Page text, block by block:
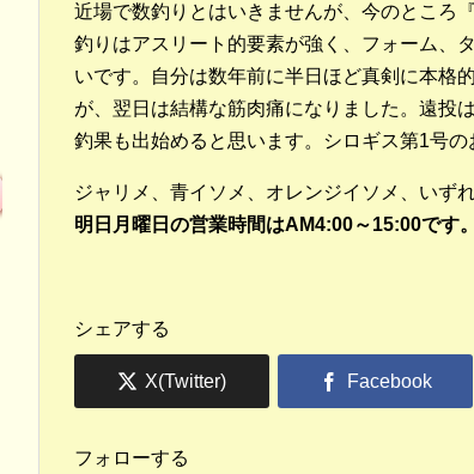
近場で数釣りとはいきませんが、今のところ
釣りはアスリート的要素が強く、フォーム、
いです。自分は数年前に半日ほど真剣に本格
が、翌日は結構な筋肉痛になりました。遠投
釣果も出始めると思います。シロギス第1号
ジャリメ、青イソメ、オレンジイソメ、いず
明日月曜日の営業時間はAM4:00～15:00です。
シェアする
フォローする